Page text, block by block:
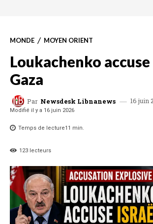
MONDE MOYEN ORIENT
Loukachenko
Gaza
Par Newsdesk Libnanews 16 juin
Modifié il y a 16 juin 2026
Temps de lecture11 min.
123 lecteurs